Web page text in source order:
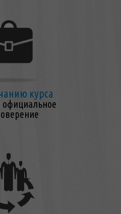
курса
официальное